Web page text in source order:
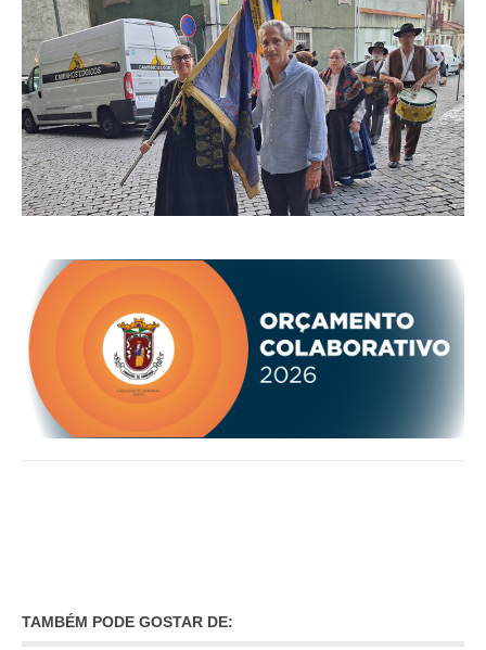
TAMBÉM PODE GOSTAR DE: